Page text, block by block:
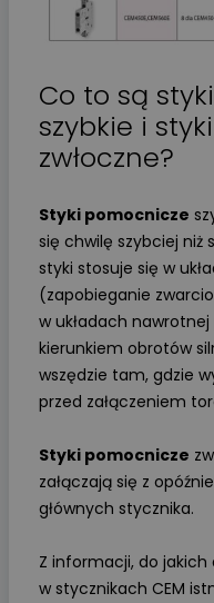
Co to są
szybkie i
zwłoczne?
Styki pomocnicze
się chwilę szybciej niż
styki stosuje się w
(zapobieganie
w układach
kierunkiem obrotów
wszędzie tam, gdzie
przed załączeniem
Styki pomocnicze
załączają się z
głównych stycznika.
Z informacji, do jakich
w stycznikach CEM